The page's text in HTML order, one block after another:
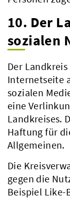
10. Der
sozialen
Der
Internetseite
sozialen
eine
Landkreises.
Haftung für
Allgemeinen.
Die
gegen die
Beispiel Like-